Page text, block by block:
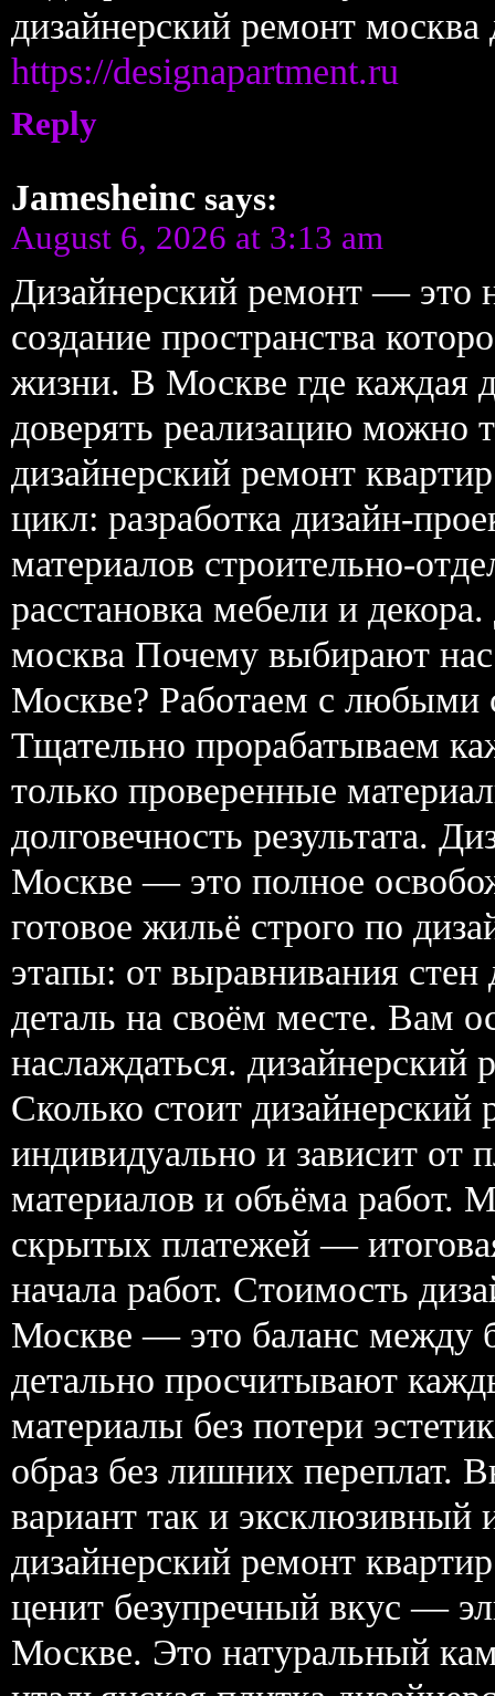
дизайнерский ремонт
https://designapartment.ru
Reply
Jamesheinc says:
August 6, 2026 at 3:13 am
Дизайнерский ремонт — это
создание пространства
жизни. В Москве где каждая
доверять реализацию можно
дизайнерский ремонт
цикл: разработка дизайн-
материалов строительно-
расстановка мебели и
москва Почему выбирают нас
Москве? Работаем с любыми
Тщательно прорабатываем
только проверенные
долговечность результата.
Москве — это полное
готовое жильё строго по
этапы: от выравнивания
деталь на своём месте. Вам
наслаждаться.
Сколько стоит
индивидуально и зависит от
материалов и объёма работ.
скрытых платежей —
начала работ. Стоимость
Москве — это баланс
детально просчитывают
материалы без потери
образ без лишних переплат.
вариант так и эксклюзивный
дизайнерский ремонт
ценит безупречный вкус —
Москве. Это натуральный